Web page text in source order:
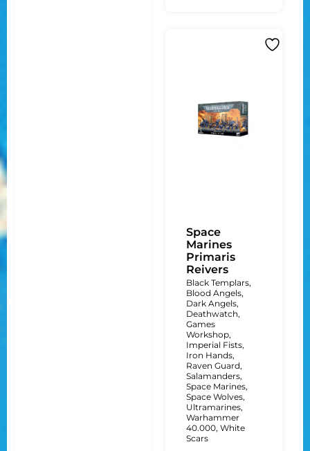
Space
Marines
Primaris
Reivers
Black Templars,
Blood Angels,
Dark Angels,
Deathwatch,
Games
Workshop,
Imperial Fists,
Iron Hands,
Raven Guard,
Salamanders,
Space Marines,
Space Wolves,
Ultramarines,
Warhammer
40.000, White
Scars